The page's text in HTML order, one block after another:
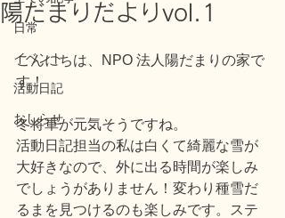
日常
イベント
活動日記
おしらせ
陽だまりだよりvol.1
こんにちは、NPO 法人陽だまりの家で
す！
冬将軍が元気そうですね。
活動日記担当の私は白くて綺麗な雪が
大好きなので、外に出る時間が楽しみ
でしょうがありません！変わり種雪だ
るまを見つけるのも楽しみです。ステ